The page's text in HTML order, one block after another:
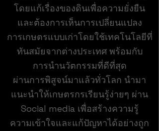
โดยแก้เรื่องของดินเพื่อความยั่งยืน
และต้องการเห็นการเปลี่ยนแปลง
การเกษตรแบบเก่าโดยใช้เทคโนโลยีที่
ทันสมัยจากต่างประเทศ พร้อมกับ
การนำนวัตกรรมที่ดีที่สุด
ผ่านการพิสูจน์มาแล้วทั่วโลก นำมา
แนะนำให้เกษตรกรเรียนรู้ง่ายๆ ผ่าน
Social media เพื่อสร้างความรู้
ความเข้าใจและแก้ปัญหาได้อย่างถูก